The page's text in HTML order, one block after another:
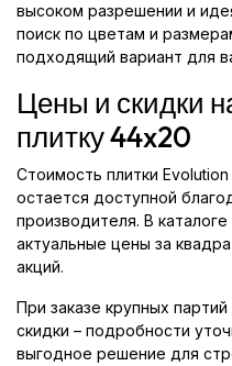
высоком разрешении и
поиск по цветам и
подходящий вариант для
Цены и скидки
плитку 44x20
Стоимость плитки
остается доступной
производителя. В
актуальные цены за
акций.
При заказе крупных
скидки – подробности
выгодное решение для